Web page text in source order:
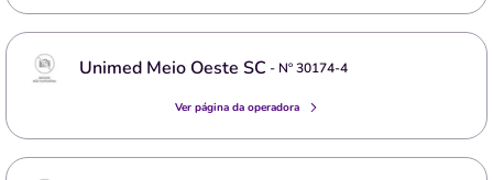
Unimed Meio Oeste SC - Nº30174-4
Ver página da operadora